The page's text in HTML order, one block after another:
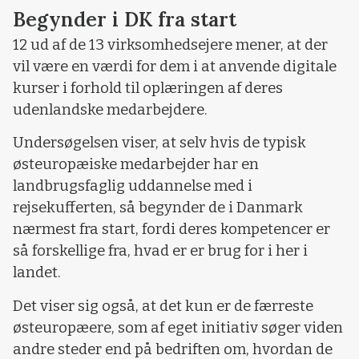
Begynder i DK fra start
12 ud af de 13 virksomhedsejere mener, at der
vil være en værdi for dem i at anvende digitale
kurser i forhold til oplæringen af deres
udenlandske medarbejdere.
Undersøgelsen viser, at selv hvis de typisk
østeuropæiske medarbejder har en
landbrugsfaglig uddannelse med i
rejsekufferten, så begynder de i Danmark
nærmest fra start, fordi deres kompetencer er
så forskellige fra, hvad er er brug for i her i
landet.
Det viser sig også, at det kun er de færreste
østeuropæere, som af eget initiativ søger viden
andre steder end på bedriften om, hvordan de